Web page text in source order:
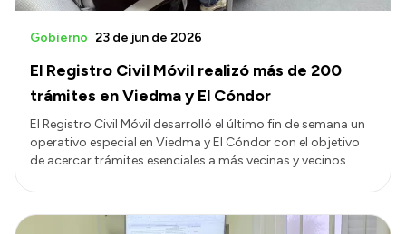
El Registro Civil Móvil realizó más de 200
trámites en Viedma y El Cóndor
Gobierno 23 de jun de 2026
El Registro Civil Móvil desarrolló el último fin de semana un
operativo especial en Viedma y El Cóndor con el objetivo
de acercar trámites esenciales a más vecinas y vecinos.